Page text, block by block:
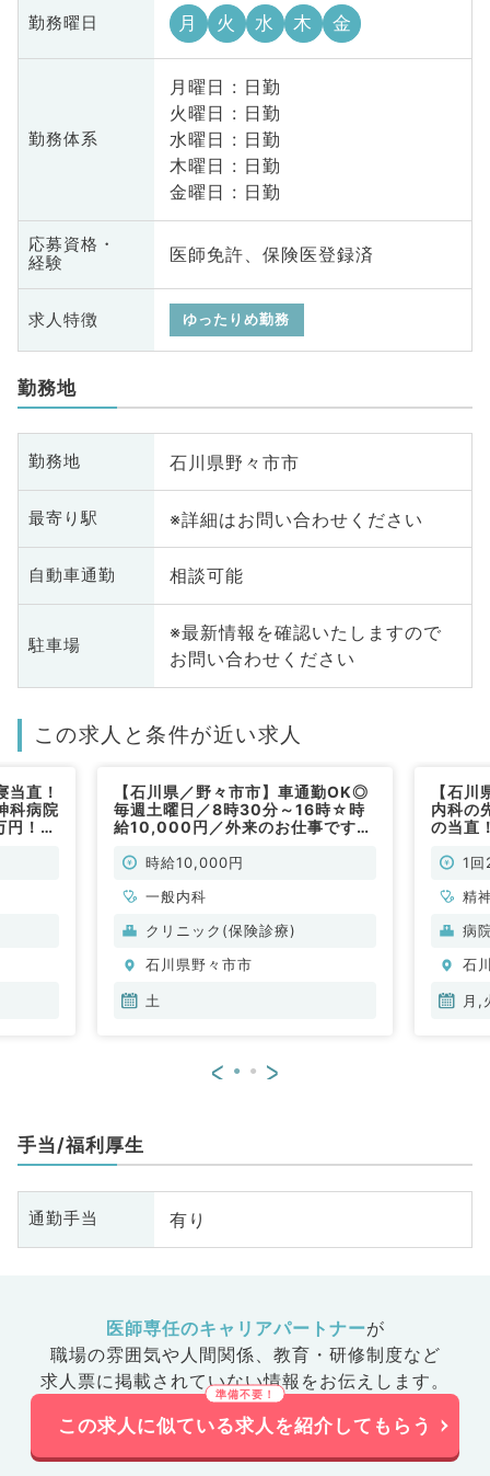
勤務曜日 月 火 水 木 金
勤務体系
月曜日 : 日勤
火曜日 : 日勤
水曜日 : 日勤
木曜日 : 日勤
金曜日 : 日勤
応募資格・
経験
医師免許、保険医登録済
求人特徴 ゆったりめ勤務
勤務地
勤務地 石川県野々市市
最寄り駅 ※詳細はお問い合わせください
自動車通勤 相談可能
駐車場
※最新情報を確認いたしますので
お問い合わせください
この求人と条件が近い求人
当直！
科病院
！
【石川県／野々市市】車通勤OK◎
毎週土曜日／8時30分～16時☆時
給10,000円／外来のお仕事です
時給10,000円
一般内科
クリニック(保険診療)
石川県野々市市
土
【石
内科の
の当直
1
精
病
石
月,
< >
手当/福利厚生
通勤手当 有り
医師専任のキャリアパートナーが
職場の雰囲気や人間関係、 教育・研修制度など
求人票に掲載されていない情報をお伝えします。
この求人に似ている求人を紹介してもらう